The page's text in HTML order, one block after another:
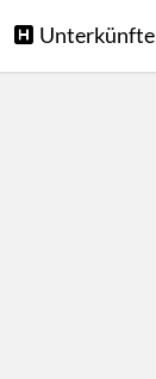
Unterkünfte